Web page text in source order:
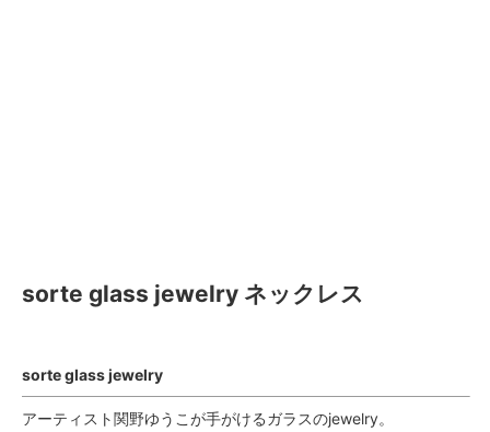
sorte glass jewelry ネックレス
sorte glass jewelry
アーティスト関野ゆうこが手がけるガラスのjewelry。